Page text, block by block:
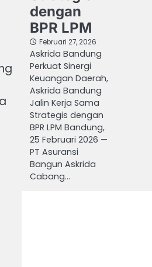
dengan
BPR LPM
Februari 27, 2026
Askrida Bandung
Perkuat Sinergi
Keuangan Daerah,
Askrida Bandung
Jalin Kerja Sama
Strategis dengan
BPR LPM Bandung,
25 Februari 2026 —
PT Asuransi
Bangun Askrida
Cabang…